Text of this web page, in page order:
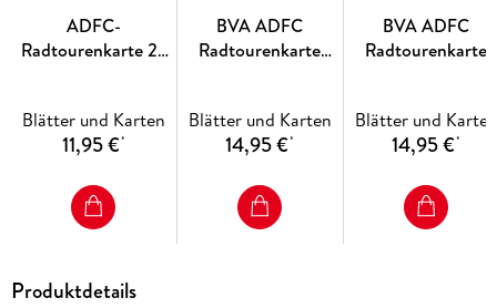
ADFC-
Radtourenkarte 27
1:150.000, reiß- und
wetterfest, E-Bike
Tracks Download,
mit Bett+Bike
Blätter und Karten
11,95 €*
BVA ADFC
Radtourenkarte
Blätter und Karten
14,95 €*
BVA ADFC
Radtourenkarte
1:150.000
Blätter und Karten
14,95 €*
Produktdetails